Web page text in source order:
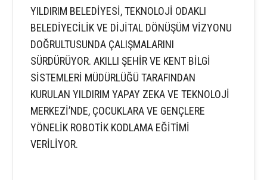
YILDIRIM BELEDİYESİ, TEKNOLOJİ ODAKLI
BELEDİYECİLİK VE DİJİTAL DÖNÜŞÜM VİZYONU
DOĞRULTUSUNDA ÇALIŞMALARINI
SÜRDÜRÜYOR. AKILLI ŞEHİR VE KENT BİLGİ
SİSTEMLERİ MÜDÜRLÜĞÜ TARAFINDAN
KURULAN YILDIRIM YAPAY ZEKA VE TEKNOLOJİ
MERKEZİ’NDE, ÇOCUKLARA VE GENÇLERE
YÖNELİK ROBOTİK KODLAMA EĞİTİMİ
VERİLİYOR.